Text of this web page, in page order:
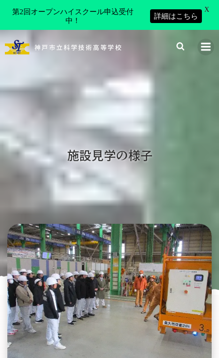
ン
ツ
へ
キ
プ
神戸市立科学技術高等学校
施設見学の様子
第2回オープンハイスクール申込受付
中！
詳細はこちら
X